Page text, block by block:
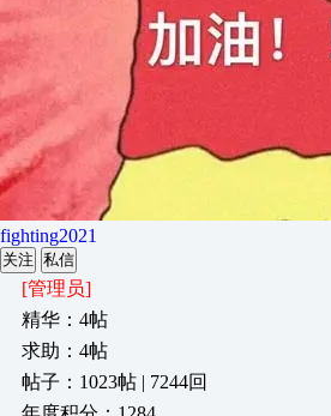
fighting2021
关注 私信
[管理员]
精华：4帖
求助：4帖
帖子：1023帖 | 7244回